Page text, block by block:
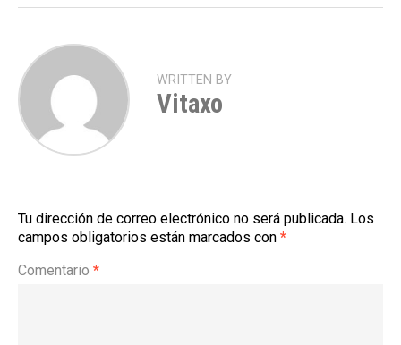
WRITTEN BY
Vitaxo
Tu dirección de correo electrónico no será publicada. Los
campos obligatorios están marcados con *
Comentario *